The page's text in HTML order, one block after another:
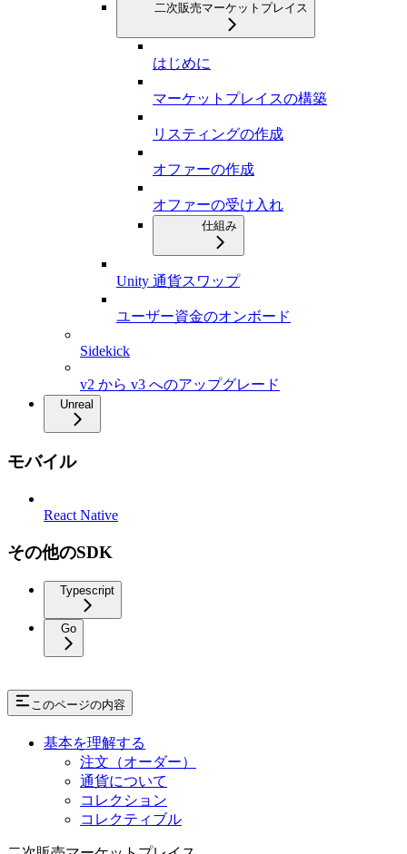
二次販売マーケットプレイス
はじめに
マーケットプレイスの構築
リスティングの作成
オファーの作成
オファーの受け入れ
仕組み
Unity 通貨スワップ
ユーザー資金のオンボード
Sidekick
v2 から v3 へのアップグレード
Unreal
モバイル
React Native
その他のSDK
Typescript
Go
このページの内容
基本を理解する
注文（オーダー）
通貨について
コレクション
コレクティブル